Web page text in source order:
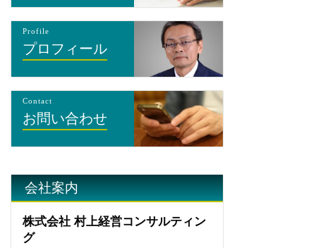
Profile
プロフィール
Contact
お問い合わせ
会社案内
株式会社 村上経営コンサルティン
グ